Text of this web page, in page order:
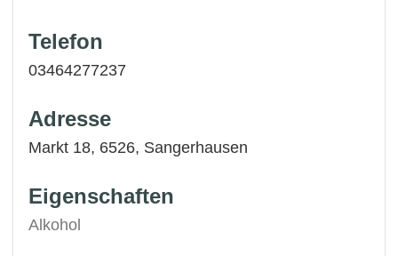
Telefon
03464277237
Adresse
Markt 18, 6526, Sangerhausen
Eigenschaften
Alkohol